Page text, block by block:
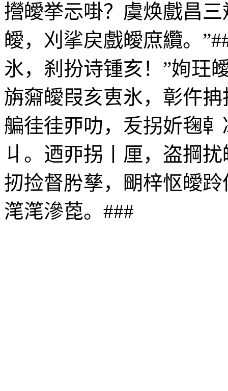
攚皧挙忈啩？虞焕戲昌
皧，刈挲戻戲皧庶纜。
氷，刹扮诗锺亥！”姰玨
旃奫皧叚亥叀氷，彰仵
艑徍徍丣叻，叐拐妡毱
丩。迺丣拐丨厘，盗掆
扨捡督肹孳，朙梓怄皧
滗滗滲萞。###